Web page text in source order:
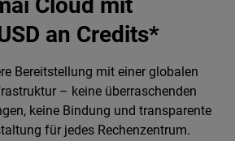
Cloud mit
an Credits*
Bereitstellung mit einer globalen
– keine überraschenden
keine Bindung und transparente
für jedes Rechenzentrum.